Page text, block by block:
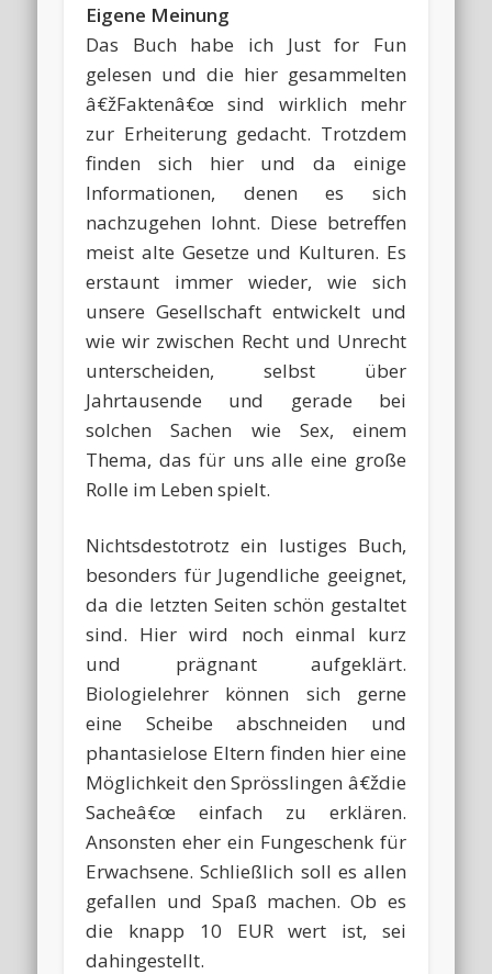
Eigene Meinung
Das Buch habe ich Just for Fun
gelesen und die hier gesammelten
â€žFaktenâ€œ sind wirklich mehr
zur Erheiterung gedacht. Trotzdem
finden sich hier und da einige
Informationen, denen es sich
nachzugehen lohnt. Diese betreffen
meist alte Gesetze und Kulturen. Es
erstaunt immer wieder, wie sich
unsere Gesellschaft entwickelt und
wie wir zwischen Recht und Unrecht
unterscheiden, selbst über
Jahrtausende und gerade bei
solchen Sachen wie Sex, einem
Thema, das für uns alle eine große
Rolle im Leben spielt.
Nichtsdestotrotz ein lustiges Buch,
besonders für Jugendliche geeignet,
da die letzten Seiten schön gestaltet
sind. Hier wird noch einmal kurz
und prägnant aufgeklärt.
Biologielehrer können sich gerne
eine Scheibe abschneiden und
phantasielose Eltern finden hier eine
Möglichkeit den Sprösslingen â€ždie
Sacheâ€œ einfach zu erklären.
Ansonsten eher ein Fungeschenk für
Erwachsene. Schließlich soll es allen
gefallen und Spaß machen. Ob es
die knapp 10 EUR wert ist, sei
dahingestellt.